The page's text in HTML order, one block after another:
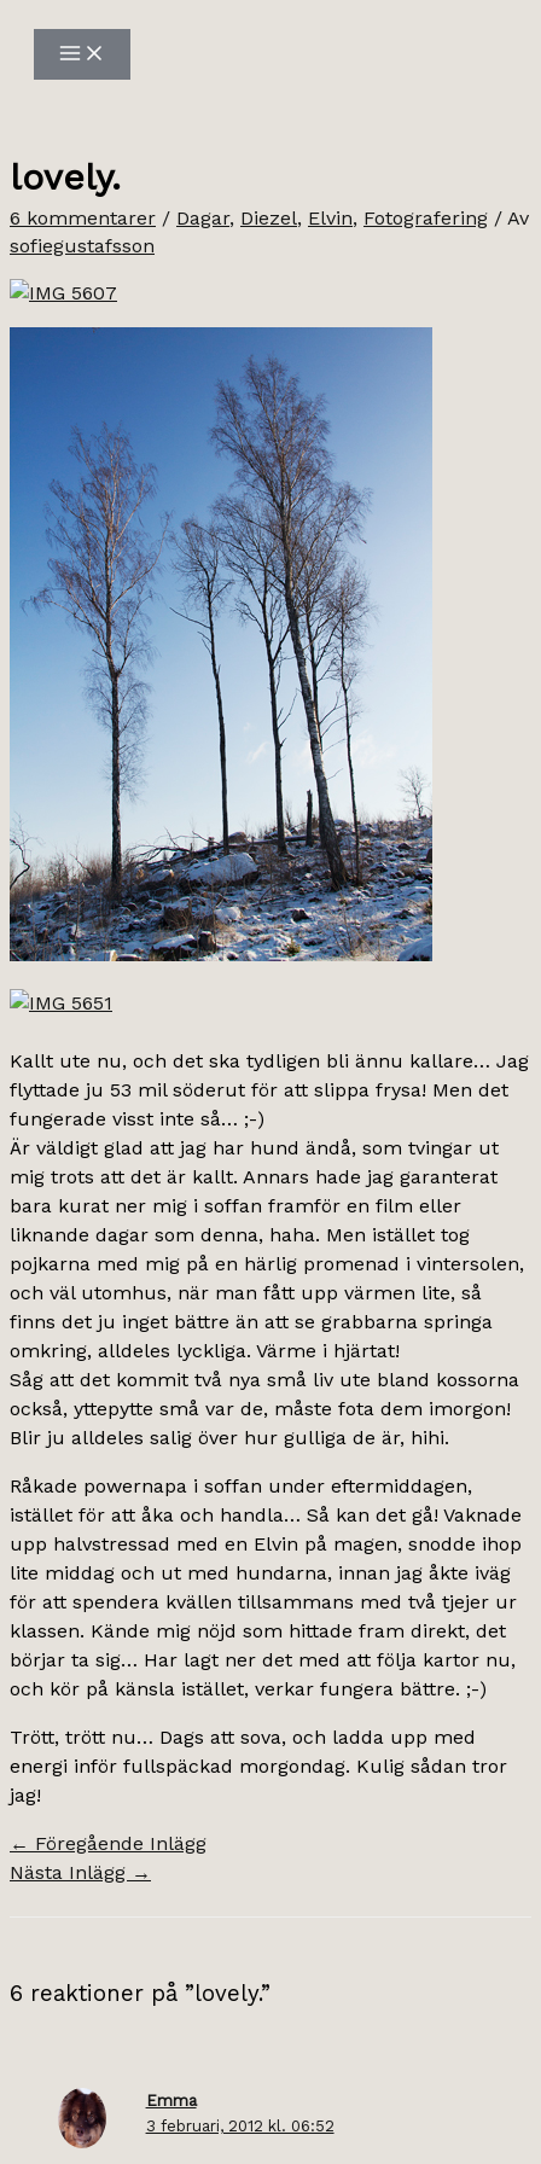
innehåll
lovely.
6 kommentarer / Dagar, Diezel, Elvin, Fotografering / Av
sofiegustafsson
Kallt ute nu, och det ska tydligen bli ännu kallare… Jag
flyttade ju 53 mil söderut för att slippa frysa! Men det
fungerade visst inte så… ;-)
Är väldigt glad att jag har hund ändå, som tvingar ut
mig trots att det är kallt. Annars hade jag garanterat
bara kurat ner mig i soffan framför en film eller
liknande dagar som denna, haha. Men istället tog
pojkarna med mig på en härlig promenad i vintersolen,
och väl utomhus, när man fått upp värmen lite, så
finns det ju inget bättre än att se grabbarna springa
omkring, alldeles lyckliga. Värme i hjärtat!
Såg att det kommit två nya små liv ute bland kossorna
också, yttepytte små var de, måste fota dem imorgon!
Blir ju alldeles salig över hur gulliga de är, hihi.
Råkade powernapa i soffan under eftermiddagen,
istället för att åka och handla… Så kan det gå! Vaknade
upp halvstressad med en Elvin på magen, snodde ihop
lite middag och ut med hundarna, innan jag åkte iväg
för att spendera kvällen tillsammans med två tjejer ur
klassen. Kände mig nöjd som hittade fram direkt, det
börjar ta sig… Har lagt ner det med att följa kartor nu,
och kör på känsla istället, verkar fungera bättre. ;-)
Trött, trött nu… Dags att sova, och ladda upp med
energi inför fullspäckad morgondag. Kulig sådan tror
jag!
← Föregående Inlägg
Nästa Inlägg →
6 reaktioner på ”lovely.”
Emma
3 februari, 2012 kl. 06:52